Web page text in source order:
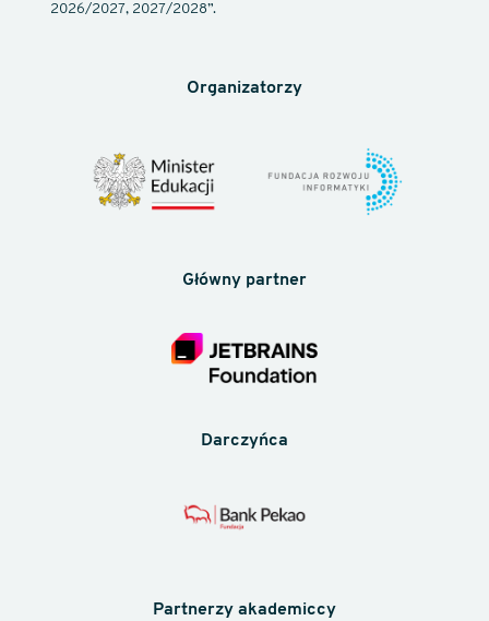
2026/2027, 2027/2028”.
Organizatorzy
Główny partner
Darczyńca
Partnerzy akademiccy